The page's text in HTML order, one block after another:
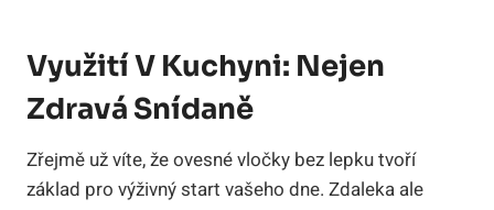
Využití V Kuchyni: Nejen
Zdravá Snídaně
Zřejmě už víte, že ovesné vločky bez lepku tvoří
základ pro výživný start vašeho dne. Zdaleka ale